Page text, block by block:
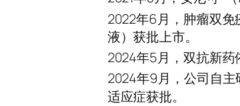
2022年6月，肿瘤双
液）获批上市。
2024年5月，双抗新药
2024年9月，公司自主
适应症获批。